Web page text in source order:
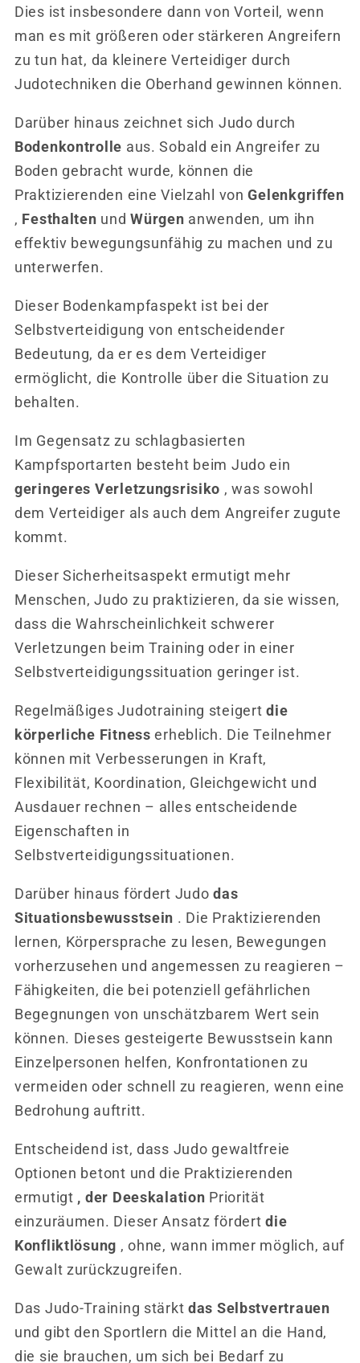
Dies ist insbesondere dann von Vorteil, wenn
man es mit größeren oder stärkeren Angreifern
zu tun hat, da kleinere Verteidiger durch
Judotechniken die Oberhand gewinnen können.
Darüber hinaus zeichnet sich Judo durch
Bodenkontrolle aus. Sobald ein Angreifer zu
Boden gebracht wurde, können die
Praktizierenden eine Vielzahl vonGelenkgriffen
, Festhalten undWürgen anwenden, um ihn
effektiv bewegungsunfähig zu machen und zu
unterwerfen.
Dieser Bodenkampfaspekt ist bei der
Selbstverteidigung von entscheidender
Bedeutung, da er es dem Verteidiger
ermöglicht, die Kontrolle über die Situation zu
behalten.
Im Gegensatz zu schlagbasierten
Kampfsportarten besteht beim Judo ein
geringeres Verletzungsrisiko , was sowohl
dem Verteidiger als auch dem Angreifer zugute
kommt.
Dieser Sicherheitsaspekt ermutigt mehr
Menschen, Judo zu praktizieren, da sie wissen,
dass die Wahrscheinlichkeit schwerer
Verletzungen beim Training oder in einer
Selbstverteidigungssituation geringer ist.
Regelmäßiges Judotraining steigertdie
körperliche Fitness erheblich. Die Teilnehmer
können mit Verbesserungen in Kraft,
Flexibilität, Koordination, Gleichgewicht und
Ausdauer rechnen – alles entscheidende
Eigenschaften in
Selbstverteidigungssituationen.
Darüber hinaus fördert Judodas
Situationsbewusstsein . Die Praktizierenden
lernen, Körpersprache zu lesen, Bewegungen
vorherzusehen und angemessen zu reagieren –
Fähigkeiten, die bei potenziell gefährlichen
Begegnungen von unschätzbarem Wert sein
können. Dieses gesteigerte Bewusstsein kann
Einzelpersonen helfen, Konfrontationen zu
vermeiden oder schnell zu reagieren, wenn eine
Bedrohung auftritt.
Entscheidend ist, dass Judo gewaltfreie
Optionen betont und die Praktizierenden
ermutigt , der Deeskalation Priorität
einzuräumen. Dieser Ansatz fördertdie
Konfliktlösung , ohne, wann immer möglich, auf
Gewalt zurückzugreifen.
Das Judo-Training stärkt das Selbstvertrauen
und gibt den Sportlern die Mittel an die Hand,
die sie brauchen, um sich bei Bedarf zu